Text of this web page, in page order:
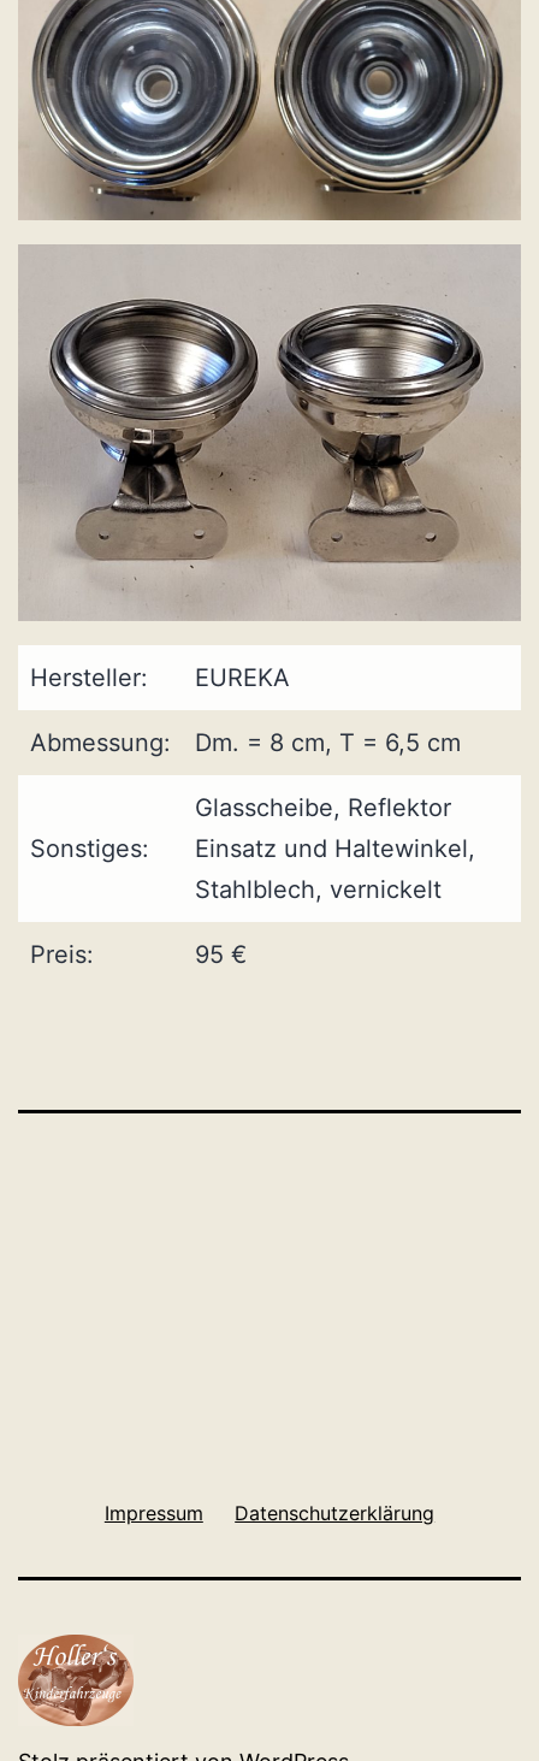
Hersteller: EUREKA
Abmessung: Dm. = 8 cm, T = 6,5 cm
Sonstiges:
Glasscheibe, Reflektor
Einsatz und Haltewinkel,
Stahlblech, vernickelt
Preis: 95 €
Impressum Datenschutzerklärung